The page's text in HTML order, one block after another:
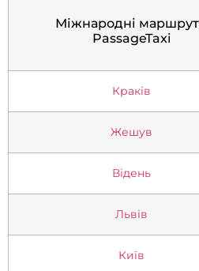
Міжнародні
PassageTaxi
Краків
Жешув
Відень
Львів
Київ